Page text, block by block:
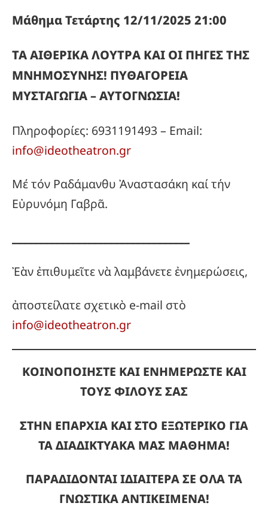
Μάθημα Τετάρτης 12/11/2025 21:00
ΤΑ ΑΙΘΕΡΙΚΑ ΛΟΥΤΡΑ ΚΑΙ ΟΙ ΠΗΓΕΣ ΤΗΣ
ΜΝΗΜΟΣΥΝΗΣ! ΠΥΘΑΓΟΡΕΙΑ
ΜΥΣΤΑΓΩΓΙΑ – ΑΥΤΟΓΝΩΣΙΑ!
Πληροφορίες: 6931191493 – Email:
info@ideotheatron.gr
Μέ τόν Ραδάμανθυ Ἀναστασάκη καί τήν
Εὐρυνόμη Γαβρᾶ.
Ἐὰν ἐπιθυμεῖτε νὰ λαμβάνετε ἐνημερώσεις,
ἀποστείλατε σχετικὸ e-mail στὸ
info@ideotheatron.gr
ΚΟΙΝΟΠΟΙΗΣΤΕ ΚΑΙ ΕΝΗΜΕΡΩΣΤΕ ΚΑΙ
ΤΟΥΣ ΦΙΛΟΥΣ ΣΑΣ
ΣΤΗΝ ΕΠΑΡΧΙΑ ΚΑΙ ΣΤΟ ΕΞΩΤΕΡΙΚΟ ΓΙΑ
ΤΑ ΔΙΑΔΙΚΤΥΑΚΑ ΜΑΣ ΜΑΘΗΜΑ!
ΠΑΡΑΔΙΔΟΝΤΑΙ ΙΔΙΑΙΤΕΡΑ ΣΕ ΟΛΑ ΤΑ
ΓΝΩΣΤΙΚΑ ΑΝΤΙΚΕΙΜΕΝΑ!